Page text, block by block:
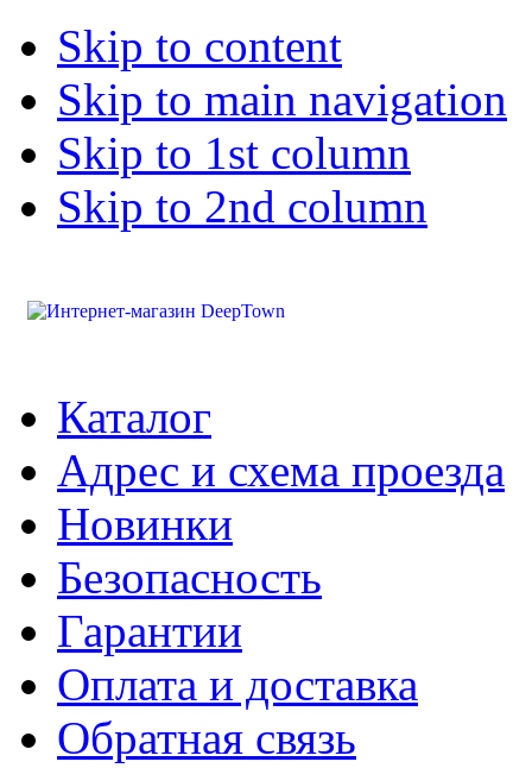
Skip to content
Skip to main navigation
Skip to 1st column
Skip to 2nd column
Каталог
Адрес и схема проезда
Новинки
Безопасность
Гарантии
Оплата и доставка
Обратная связь